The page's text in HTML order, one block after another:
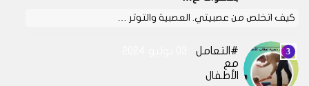
كيف اتخلص من عصبيتي. العصبية والتوتر …
التعامل
مع
الأطفال